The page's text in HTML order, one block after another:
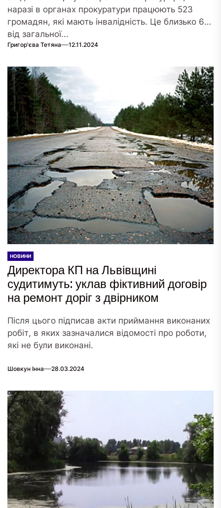
наразі в органах прокуратури працюють 523
громадян, які мають інвалідність. Це близько 6%
від загальної...
Григор'єва Тетяна 12.11.2024
НОВИНИ
Директора КП на Львівщині
судитимуть: уклав фіктивний договір
на ремонт доріг з двірником
Після цього підписав акти приймання виконаних
робіт, в яких зазначалися відомості про роботи,
які не були виконані.
Шовкун Інна 28.03.2024